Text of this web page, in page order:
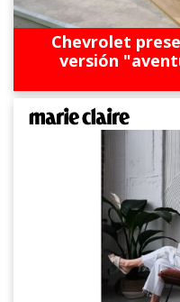
Chevrolet
versión